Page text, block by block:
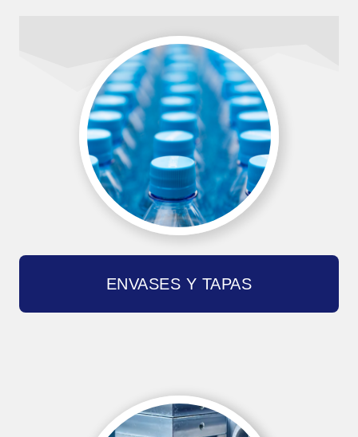
ENVASES Y TAPAS